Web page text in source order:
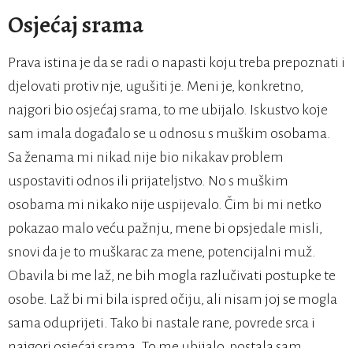
Osjećaj srama
Prava istina je da se radi o napasti koju treba prepoznati i
djelovati protiv nje, ugušiti je. Meni je, konkretno,
najgori bio osjećaj srama, to me ubijalo. Iskustvo koje
sam imala događalo se u odnosu s muškim osobama.
Sa ženama mi nikad nije bio nikakav problem
uspostaviti odnos ili prijateljstvo. No s muškim
osobama mi nikako nije uspijevalo. Čim bi mi netko
pokazao malo veću pažnju, mene bi opsjedale misli,
snovi da je to muškarac za mene, potencijalni muž.
Obavila bi me laž, ne bih mogla razlučivati postupke te
osobe. Laž bi mi bila ispred očiju, ali nisam joj se mogla
sama oduprijeti. Tako bi nastale rane, povrede srca i